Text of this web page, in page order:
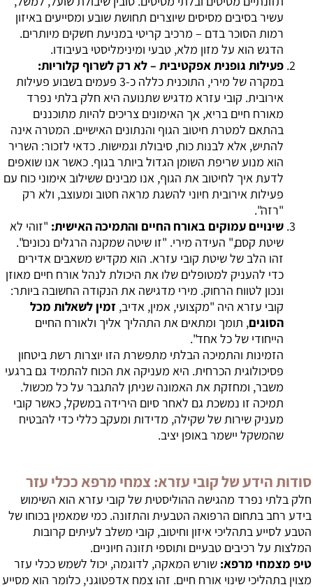
עשיר בסיבים מסיסים שיוצרים תחושת שובע ומסייעים באיזון
רמות הסוכר בדם – מרכיב קריטי במניעת חשקים מיותרים.
הדגש הוא על מזון מלא, טבעי ומינימליסטי בעיבודו.
פעילות גופנית אפקטיבית – לא רק לשרוף קלוריות:
במקרה של מירי, התוכנית כללה כ-3 פעמים בשבוע פעילות
אירובית. קובי עזרא מדגיש שתנועה היא חלק בלתי נפרד
מאורח חיים בריא, אך האימונים צריכים להיות מתוכננים
בהתאם למטרת חיטוב הגוף והנתונים האישיים. המטרה אינה
להתיש, אלא לבנות כוח, סיבולת וגמישות. כדאי לזכור: השריר
הוא מנוע שריפת השומן הגדול ביותר בגוף. כאשר אנו שואפים
לדעת איך לחיטוב את הגוף, אנו מבינים ששילוב אימוני כוח עם
פעילות אירובית חיוני להשגת מראה חטוב ומעוצב, ולא רק
"רזה".
שינויים עמוקים באורח החיים והתמיכה האישית: "זוהי לא
שיטת קסם," העידה מירי. "זו שיטה שמקנה הרגלים נכונים".
זהו הלב של שיטת קובי עזרא. הוא מקדיש משאבים אדירים
כדי להעניק למטופלים שלו את היכולת לנהל אורח חיים מאוזן
ונכון לטווח הרחוק. מירי מדגישה את הנקודה החשובה ביותר:
קובי עזרא היה "מקצועי, אמין, אדיב, זמין לשאלות מכל
הסוגים, תומך ומתאים את התהליך אליך ולאורח החיים
הייחודי של כל אחד".
הזמינות והתמיכה הבלתי מתפשרת הזו יוצרות רשת ביטחון
פסיכולוגית הכרחית. היא מעניקה את הכוח להתמיד גם ברגעי
משבר, ומחזקת את האמונה שניתן להתגבר על כל מכשול.
תמיכה זו נמשכת גם לאחר סיום הירידה במשקל, כאשר קובי
מעניק שירות של שקילה, מדידות ומעקב כללי כדי להבטיח
שהמשקל יישמר באופן יציב.
סודות הידע של קובי עזרא: צמחי מרפא ככלי עזר
חלק בלתי נפרד מהגישה ההוליסטית של קובי עזרא הוא השימוש
בידע רחב בתחום הרפואה הטבעית והתזונה. כמי שמאמין בכוחו של
הטבע לסייע בתהליכי איזון וחיטוב, קובי משלב לעיתים קרובות
המלצות על רכיבים טבעיים ותוספי תזונה חיוניים.
טיפ מצמחי מרפא: שורש המאקה, לדוגמה, יכול לשמש ככלי עזר
מצוין בתהליכי שינוי אורח חיים. זהו צמח אדפטוגני, כלומר הוא מסייע